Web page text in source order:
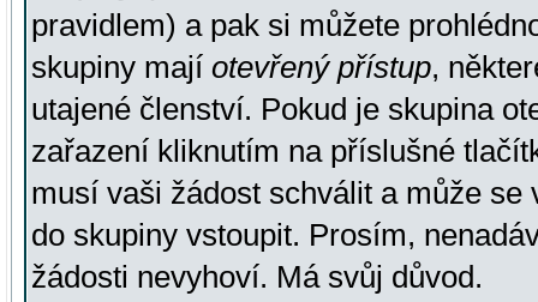
pravidlem) a pak si můžete
skupiny mají otevřený přístup,
utajené členství. Pokud je skupina
zařazení kliknutím na příslušné
musí vaši žádost schválit a může se
do skupiny vstoupit. Prosím,
žádosti nevyhoví. Má svůj důvod.